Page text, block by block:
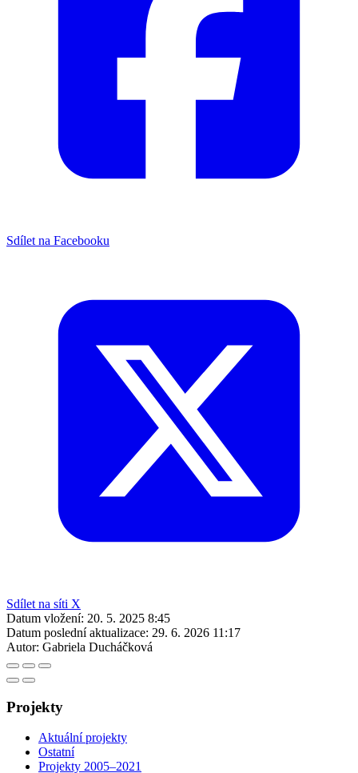
Sdílet na Facebooku
Sdílet na síti X
Datum vložení: 20. 5. 2025 8:45
Datum poslední aktualizace: 29. 6. 2026 11:17
Autor: Gabriela Ducháčková
Projekty
Aktuální projekty
Ostatní
Projekty 2005–2021